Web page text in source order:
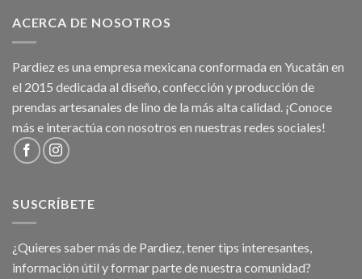
ACERCA DE NOSOTROS
Pardiez es una empresa mexicana conformada en Yucatán en
el 2015 dedicada al diseño, confección y producción de
prendas artesanales de lino de la más alta calidad. ¡Conoce
más e interactúa con nosotros en nuestras redes sociales!
SUSCRÍBETE
¿Quieres saber más de Pardiez, tener tips interesantes,
información útil y formar parte de nuestra comunidad?